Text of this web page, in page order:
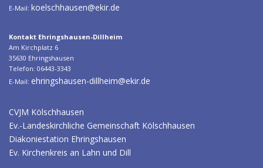
E-Mail: koelschhausen@ekir.de
Kontakt Ehringshausen-Dillheim
Am Kirchplatz 6
35630 Ehringshausen
Telefon: 06443-3343
E-Mail: ehringshausen-dillheim@ekir.de
CVJM Kölschhausen
Ev.-Landeskirchliche Gemeinschaft Kölschhausen
Diakoniestation Ehringshausen
Ev. Kirchenkreis an Lahn und Dill